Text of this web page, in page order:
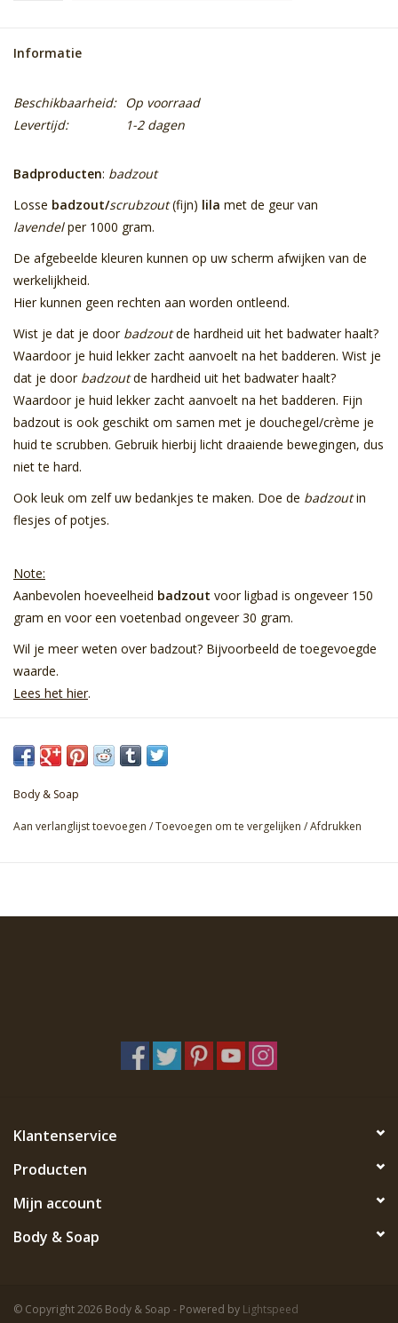
Informatie
Beschikbaarheid: Op voorraad
Levertijd:
1-2 dagen
Badproducten: badzout
Losse badzout/scrubzout(fijn) lila met de geur van
lavendelper 1000 gram.
De afgebeelde kleuren kunnen op uw scherm afwijken van de
werkelijkheid.
Hier kunnen geen rechten aan worden ontleend.
Wist je dat je door badzoutde hardheid uit het badwater haalt?
Waardoor je huid lekker zacht aanvoelt na het badderen. Wist je
dat je door badzoutde hardheid uit het badwater haalt?
Waardoor je huid lekker zacht aanvoelt na het badderen. Fijn
badzout is ook geschikt om samen met je douchegel/crème je
huid te scrubben. Gebruik hierbij licht draaiende bewegingen, dus
niet te hard.
Ook leuk om zelf uw bedankjes te maken. Doe de badzoutin
flesjes of potjes.
Note:
Aanbevolen hoeveelheid badzout voor ligbad is ongeveer 150
gram en voor een voetenbad ongeveer 30 gram.
Wil je meer weten over badzout? Bijvoorbeeld de toegevoegde
waarde.
Lees het hier.
Body & Soap
Aan verlanglijst toevoegen /Toevoegen om te vergelijken /Afdrukken
Klantenservice
Producten
Mijn account
Body & Soap
© Copyright 2026 Body & Soap - Powered by Lightspeed